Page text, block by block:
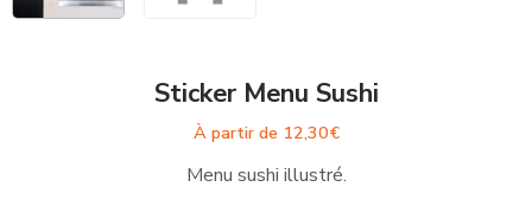
Sticker Menu Sushi
À partir de 12,30€
Menu sushi illustré.